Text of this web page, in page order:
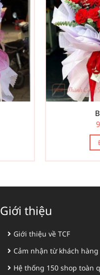
Giới thiệu
Giới thiệu về TCF
Cảm nhận từ khách hàng
Hệ thống 150 shop toàn